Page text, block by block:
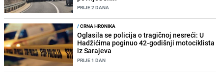
PRIJE 2 DANA
/CRNA HRONIKA
Oglasila se policija o tragičnoj nesreći: U
Hadžićima poginuo 42-godišnji motociklista
iz Sarajeva
PRIJE 1 DAN